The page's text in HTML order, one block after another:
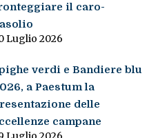
il caro-
Luglio 2026
verdi e Bandiere blu
a Paestum la
delle
campane